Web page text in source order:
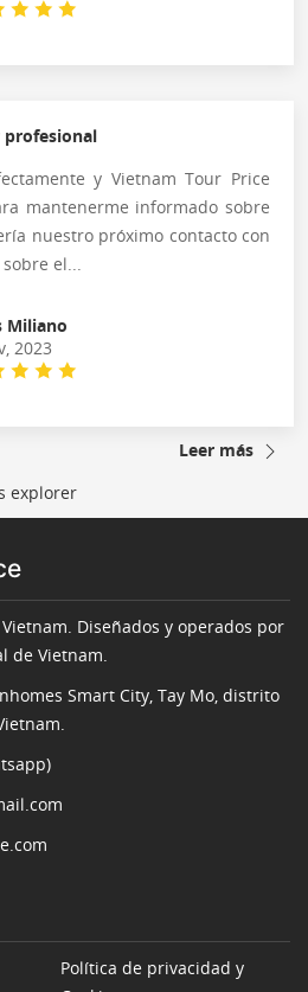
profesional
y Vietnam Tour Price
mantenerme informado sobre
nuestro próximo contacto con
el...
Miliano
2023
Leer más
explorer
Diseñados y operados por
de Vietnam.
Smart City, Tay Mo, distrito
Política de privacidad y